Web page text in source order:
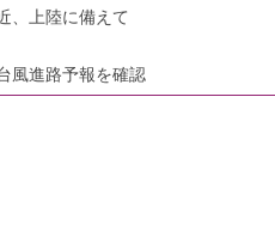
、上陸に備えて
風進路予報を確認